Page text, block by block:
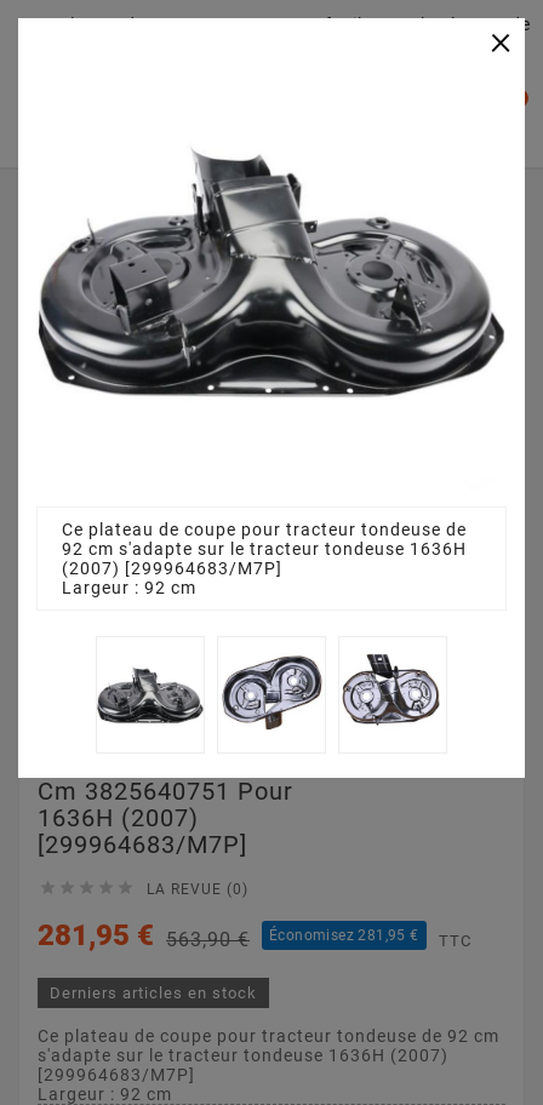
Plateaudecoupe.com : Trouver facilement le plateau de
Accueil
Plateau de coupe
Plateau de coupe 92 cm 3825640751 pour 1636H (2007)
[299964683/M7P]
Cm 3825640751 Pour
1636H (2007)
[299964683/M7P]
     LA REVUE (0)
281,95 € 563,90 € Économisez 281,95 € TTC
Derniers articles en stock
Ce plateau de coupe pour tracteur tondeuse de 92 cm
s'adapte sur le tracteur tondeuse 1636H (2007)
[299964683/M7P]
Largeur : 92 cm
×
Ce plateau de coupe pour tracteur tondeuse de
92 cm s'adapte sur le tracteur tondeuse 1636H
(2007) [299964683/M7P]
Largeur : 92 cm